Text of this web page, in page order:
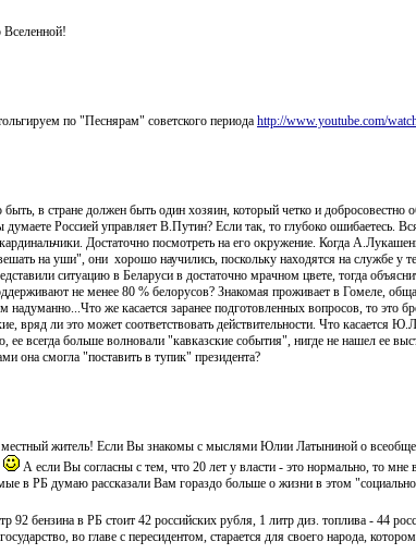
Вселенной!
по "Песнярам" советского периода http://www.youtube.com/
в стране должен быть один хозяин, который четко и добросовестно
Россией управляет В.Путин? Если так, то глубоко ошибаетесь.
Достаточно посмотреть на его окружение. Когда
на уши", они хорошо научились, поскольку находятся на службе у
ситуацию в Беларуси в достаточно мрачном цвете, тогда
не менее 80 % белорусов? Знакомая проживает в Гомеле,
же касается заранее подготовленных вопросов, то это
вряд ли это может соответствовать действительности. Что касается
ее всегда больше волновали "кавказские события", нигде не нашел ее
она смогла "поставить в тупик" президента?
житель! Если Вы знакомы с мыслями Юлии Латыниной о всеобщем
А если Вы согласны с тем, что 20 лет у власти - это нормально, то мне
в РБ думаю рассказали Вам гораздо больше о жизни в этом
92 бензина в РБ стоит 42 российских рубля, 1 литр диз. топлива - 44
во главе с пересидентом, старается для своего народа,